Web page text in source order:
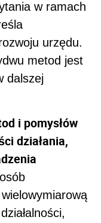
w ramach
urzędu.
metod jest
dalszej
i pomysłów
działania,